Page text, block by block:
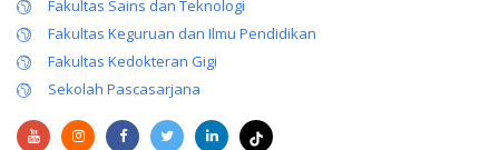
Fakultas Sains dan Teknologi
Fakultas Keguruan dan Ilmu Pendidikan
Fakultas Kedokteran Gigi
Sekolah Pascasarjana